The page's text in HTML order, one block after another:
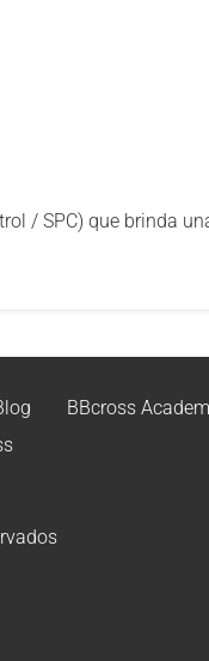
/ SPC) que brinda
BBcross